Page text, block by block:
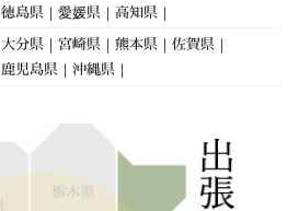
徳島県 愛媛県 高知県
大分県 宮崎県 熊本県
佐賀県
鹿児島県 沖縄県